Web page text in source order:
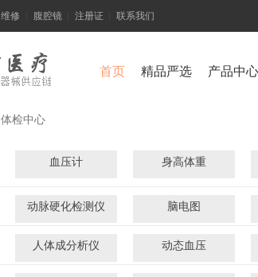
维修 腹腔镜 注册证 联系我们
首页 精品严选 产品中心
体检中心
血压计 身高体重
动脉硬化检测仪 脑电图
人体成分析仪 动态血压